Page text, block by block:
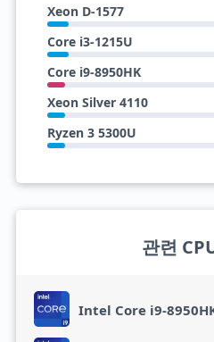
Xeon D-1577
Core i3-1215U
Core i9-8950HK
Xeon Silver 4110
Ryzen 3 5300U
관련
Intel Core i9-